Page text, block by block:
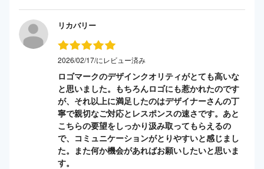
リカバリー
2026/02/17/にレビュー済み
ロゴマークのデザインクオリティがとても高いな
と思いました。もちろんロゴにも惹かれたのです
が、それ以上に満足したのはデザイナーさんの丁
寧で親切なご対応とレスポンスの速さです。あと
こちらの要望をしっかり汲み取ってもらえるの
で、コミュニケーションがとりやすいと感じまし
た。また何か機会があればお願いしたいと思いま
す。